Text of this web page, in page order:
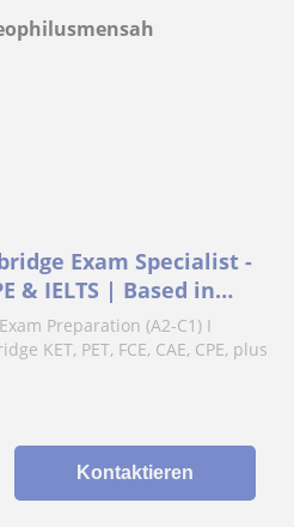
Exam Specialist -
& IELTS | Based in
Preparation (A2-C1) I
KET, PET, FCE, CAE, CPE, plus
Kontaktieren